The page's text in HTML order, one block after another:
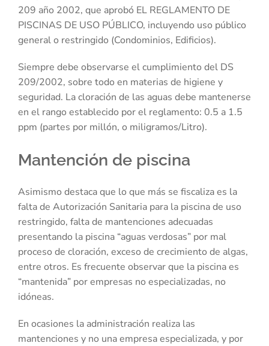
209 año 2002, que aprobó EL REGLAMENTO DE
PISCINAS DE USO PÚBLICO, incluyendo uso público
general o restringido (Condominios, Edificios).
Siempre debe observarse el cumplimiento del DS
209/2002, sobre todo en materias de higiene y
seguridad. La cloración de las aguas debe mantenerse
en el rango establecido por el reglamento: 0.5 a 1.5
ppm (partes por millón, o miligramos/Litro).
Mantención de piscina
Asimismo destaca que lo que más se fiscaliza es la
falta de Autorización Sanitaria para la piscina de uso
restringido, falta de mantenciones adecuadas
presentando la piscina “aguas verdosas” por mal
proceso de cloración, exceso de crecimiento de algas,
entre otros. Es frecuente observar que la piscina es
“mantenida” por empresas no especializadas, no
idóneas.
En ocasiones la administración realiza las
mantenciones y no una empresa especializada, y por